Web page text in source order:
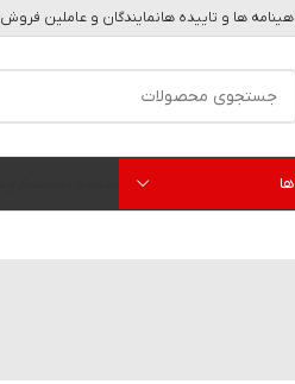
ها و تاییده هانمایندگان و عاملین فروش